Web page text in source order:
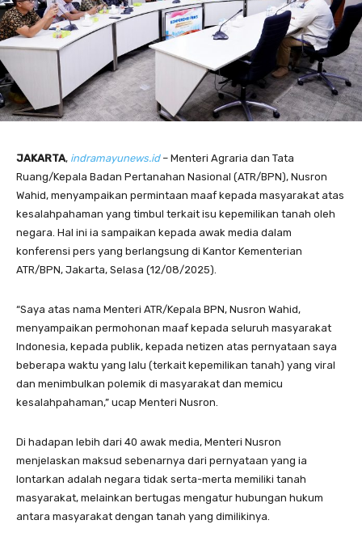
JAKARTA, indramayunews.id– Menteri Agraria dan Tata
Ruang/Kepala Badan Pertanahan Nasional (ATR/BPN), Nusron
Wahid, menyampaikan permintaan maaf kepada masyarakat atas
kesalahpahaman yang timbul terkait isu kepemilikan tanah oleh
negara. Hal ini ia sampaikan kepada awak media dalam
konferensi pers yang berlangsung di Kantor Kementerian
ATR/BPN, Jakarta, Selasa (12/08/2025).
“Saya atas nama Menteri ATR/Kepala BPN, Nusron Wahid,
menyampaikan permohonan maaf kepada seluruh masyarakat
Indonesia, kepada publik, kepada netizen atas pernyataan saya
beberapa waktu yang lalu (terkait kepemilikan tanah) yang viral
dan menimbulkan polemik di masyarakat dan memicu
kesalahpahaman,” ucap Menteri Nusron.
Di hadapan lebih dari 40 awak media, Menteri Nusron
menjelaskan maksud sebenarnya dari pernyataan yang ia
lontarkan adalah negara tidak serta-merta memiliki tanah
masyarakat, melainkan bertugas mengatur hubungan hukum
antara masyarakat dengan tanah yang dimilikinya.